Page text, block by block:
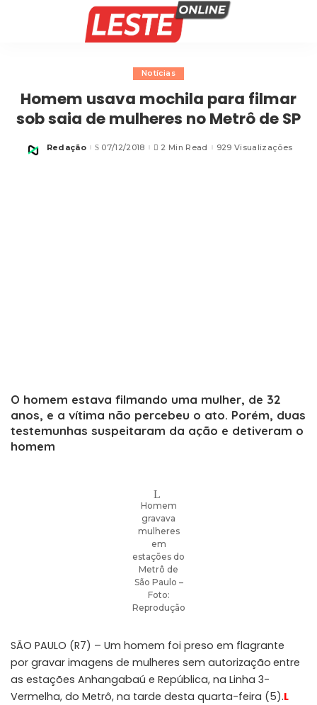
Notícias
Homem usava mochila para filmar
sob saia de mulheres no Metrô de SP
Posted
Redação 07/12/2018 2 Min Read 929 Visualizações
O homem estava filmando uma mulher, de 32
anos, e a vítima não percebeu o ato. Porém, duas
testemunhas suspeitaram da ação e detiveram o
homem
Homem
gravava
mulheres
em
estações do
Metrô de
São Paulo –
Foto:
Reprodução
SÃO PAULO (R7) – Um homem foi preso em flagrante
por gravar imagens de mulheres sem autorização entre
as estações Anhangabaú e República, na Linha 3-
Vermelha, do Metrô, na tarde desta quarta-feira (5).L